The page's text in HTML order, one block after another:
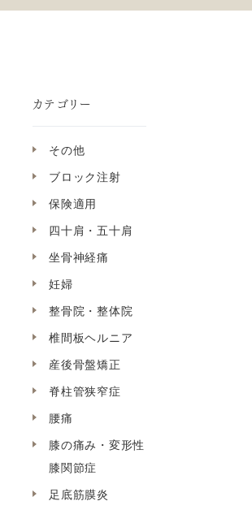
カテゴリー
その他
ブロック注射
保険適用
四十肩・五十肩
坐骨神経痛
妊婦
整骨院・整体院
椎間板ヘルニア
産後骨盤矯正
脊柱管狭窄症
腰痛
膝の痛み・変形性
膝関節症
足底筋膜炎